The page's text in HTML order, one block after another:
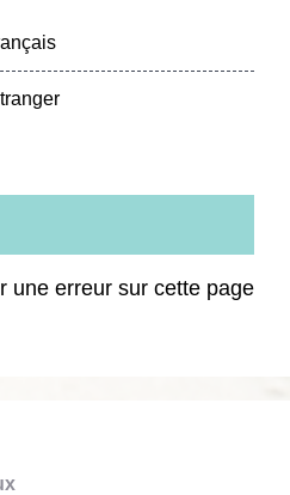
une erreur sur cette page